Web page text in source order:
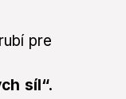
pre
síl“.